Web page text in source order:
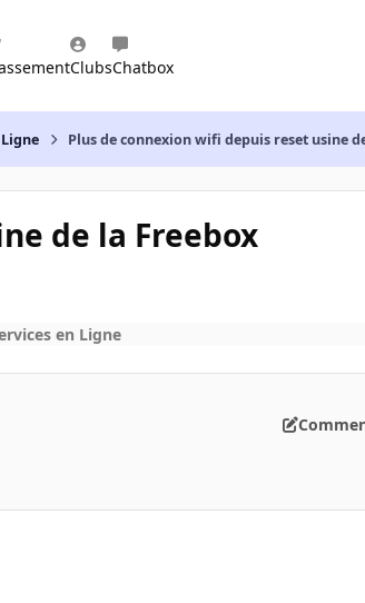
ClubsChatbox
Plus de connexion wifi depuis reset usine
de la Freebox
en Ligne